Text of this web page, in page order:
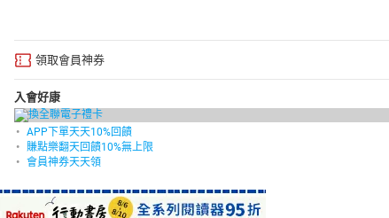
領取會員神券
入會好康
APP下單天天10%回饋
賺點樂翻天回饋10%無上限
會員神券天天領